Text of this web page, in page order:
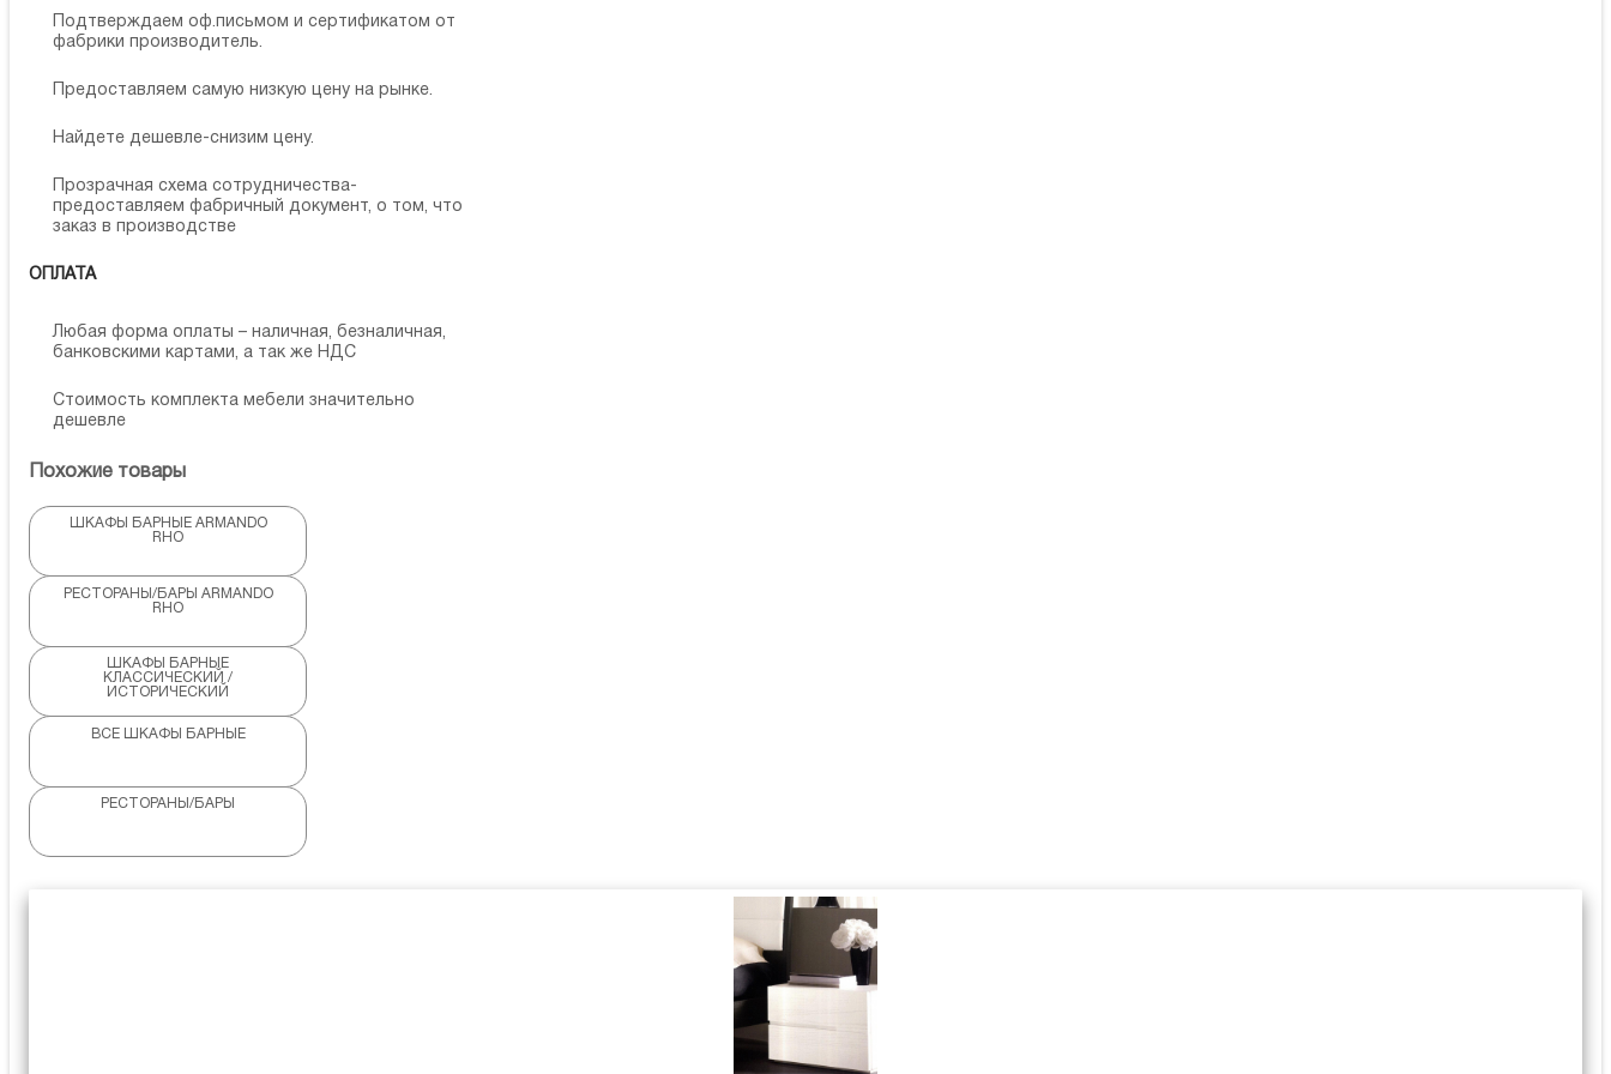
Подтверждаем оф.письмом и сертификатом от
фабрики производитель.
Предоставляем самую низкую цену на рынке.
Найдете дешевле-снизим цену.
Прозрачная схема сотрудничества-
предоставляем фабричный документ, о том, что
заказ в производстве
ОПЛАТА
Любая форма оплаты – наличная, безналичная,
банковскими картами, а так же НДС
Стоимость комплекта мебели значительно
дешевле
Похожие товары
ШКАФЫ БАРНЫЕ ARMANDO
RHO
РЕСТОРАНЫ/БАРЫ ARMANDO
RHO
ШКАФЫ БАРНЫЕ
КЛАССИЧЕСКИЙ /
ИСТОРИЧЕСКИЙ
ВСЕ ШКАФЫ БАРНЫЕ
РЕСТОРАНЫ/БАРЫ